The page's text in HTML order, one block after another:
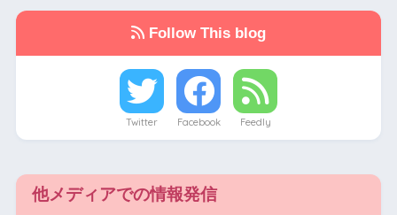
Follow This blog
Twitter Facebook Feedly
他メディアでの情報発信